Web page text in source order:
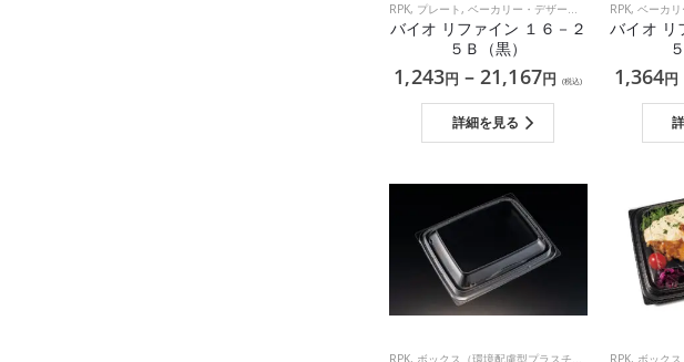
RPK, プレート, ベーカリー・デザート・サラダ ,ボックス
バイオ リファイン １６－２
５Ｂ（黒）
1,243円 –21,167円 (税込)
詳細を見る
RPK, ベーカ
バイオ リ
1,364円